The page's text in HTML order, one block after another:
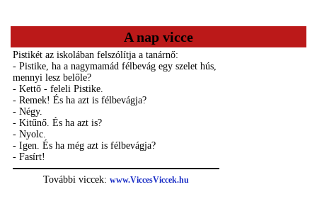
A nap vicce